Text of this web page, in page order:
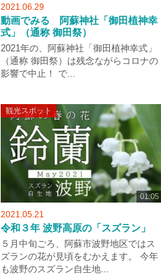
2021.06.29
動画でみる 阿蘇神社「御田植神幸
式」（通称 御田祭）
2021年の、阿蘇神社「御田植神幸式」
（通称 御田祭）は残念ながらコロナの
影響で中止！ で...
観光スポット
01:05
2021.05.21
令和３年 波野高原の「スズラン」
５月中旬ごろ、阿蘇市波野地区ではス
ズランの花が見頃をむかえます。 今年
も波野のスズラン自生地...